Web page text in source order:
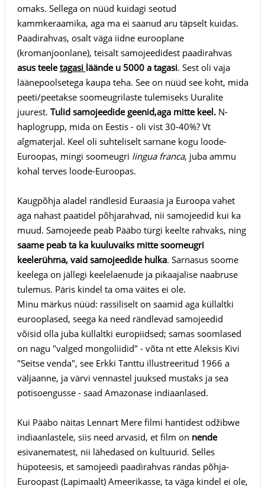
omaks. Sellega on nüüd kuidagi seotud
kammkeraamika, aga ma ei saanud aru täpselt kuidas.
Paadirahvas, osalt väga iidne eurooplane
(kromanjoonlane), teisalt samojeedidest paadirahvas
asus teeletagasi läände u 5000 a tagasi. Sest oli vaja
läänepoolsetega kaupa teha. See on nüüd see koht, mida
peeti/peetakse soomeugrilaste tulemiseks Uuralite
juurest. Tulid samojeedide geenid,aga mitte keel.N-
haplogrupp, mida on Eestis - oli vist 30-40%? Vt
algmaterjal. Keel oli suhteliselt sarnane kogu loode-
Euroopas, mingi soomeugri lingua franca, juba ammu
kohal terves loode-Euroopas.
Kaugpõhja aladel rändlesid Euraasia ja Euroopa vahet
aga nahast paatidel põhjarahvad, nii samojeedid kui ka
muud. Samojeede peab Pääbo türgi keelte rahvaks, ning
saame peab ta ka kuuluvaiks mitte soomeugri
keelerühma, vaid samojeedide hulka. Sarnasus soome
keelega on jällegi keelelaenude ja pikaajalise naabruse
tulemus. Päris kindel ta oma väites ei ole.
Minu märkus nüüd: rassiliselt on saamid aga küllaltki
eurooplased, seega ka need rändlevad samojeedid
võisid olla juba küllaltki europiidsed; samas soomlased
on nagu "valged mongoliidid" - võta nt ette Aleksis Kivi
"Seitse venda", see Erkki Tanttu illustreeritud 1966 a
väljaanne, ja värvi vennastel juuksed mustaks ja sea
potisoengusse - saad Amazonase indiaanlased.
Kui Pääbo näitas Lennart Mere filmi hantidest odžibwe
indiaanlastele, siis need arvasid, et film on nende
esivanematest, nii lähedased on kultuurid. Selles
hüpoteesis, et samojeedi paadirahvas rändas põhja-
Euroopast (Lapimaalt) Ameerikasse, ta väga kindel ei ole,